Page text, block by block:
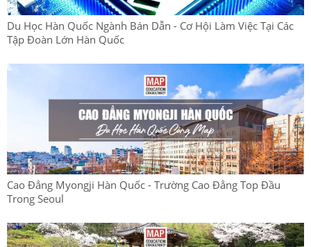
Du Học Hàn Quốc Ngành Bán Dẫn - Cơ Hội Làm Việc Tại Các
Tập Đoàn Lớn Hàn Quốc
Cao Đẳng Myongji Hàn Quốc - Trường Cao Đẳng Top Đầu
Trong Seoul